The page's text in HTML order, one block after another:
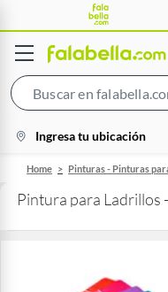
location-
icon
Ingresa tu ubicación
Home Pinturas - Pinturas
Pintura para Ladrillos